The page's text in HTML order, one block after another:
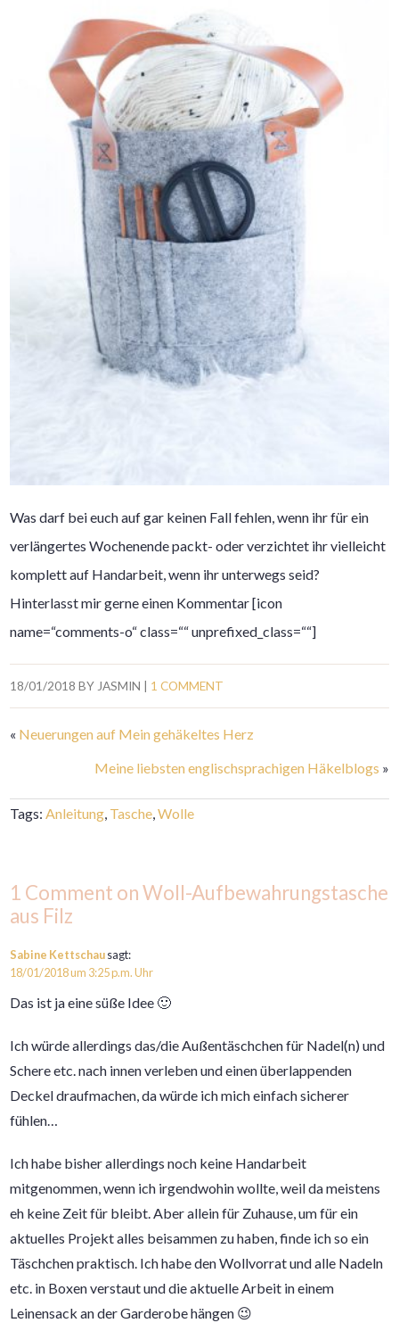
Was darf bei euch auf gar keinen Fall fehlen, wenn ihr für ein
verlängertes Wochenende packt- oder verzichtet ihr vielleicht
komplett auf Handarbeit, wenn ihr unterwegs seid?
Hinterlasst mir gerne einen Kommentar [icon
name=“comments-o“ class=““ unprefixed_class=““]
18/01/2018 BYJASMIN 1 COMMENT
« Neuerungen auf Mein gehäkeltes Herz
Meine liebsten englischsprachigen Häkelblogs »
Tags:Anleitung, Tasche,Wolle
1 Comment on Woll-Aufbewahrungstasche
aus Filz
Sabine Kettschausagt:
18/01/2018 um 3:25 p.m. Uhr
Das ist ja eine süße Idee 🙂
Ich würde allerdings das/die Außentäschchen für Nadel(n) und
Schere etc. nach innen verleben und einen überlappenden
Deckel draufmachen, da würde ich mich einfach sicherer
fühlen…
Ich habe bisher allerdings noch keine Handarbeit
mitgenommen, wenn ich irgendwohin wollte, weil da meistens
eh keine Zeit für bleibt. Aber allein für Zuhause, um für ein
aktuelles Projekt alles beisammen zu haben, finde ich so ein
Täschchen praktisch. Ich habe den Wollvorrat und alle Nadeln
etc. in Boxen verstaut und die aktuelle Arbeit in einem
Leinensack an der Garderobe hängen 😉